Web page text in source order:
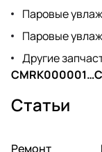
Паровые
Паровые
Другие
Статьи
Автоматика и
Ремонт